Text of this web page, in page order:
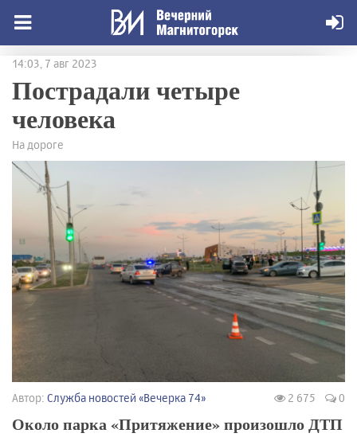
14:03, 7 авг 2023
Пострадали четыре
человека
На дороге
Автор: Служба новостей «Вечерка 74» 2 675 0
Около парка «Притяжение» произошло ДТП